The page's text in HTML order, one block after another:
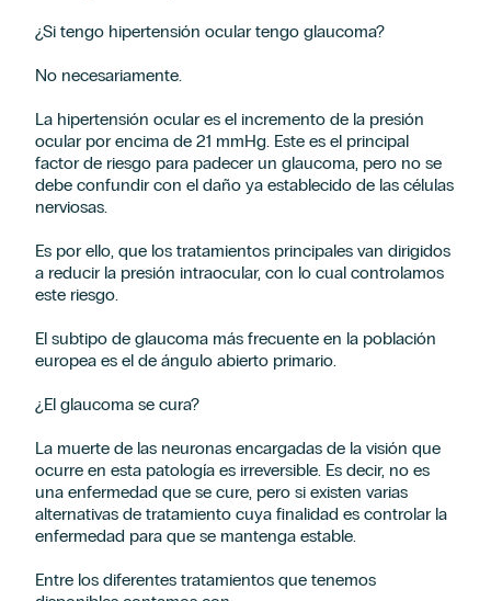
¿Si tengo hipertensión ocular tengo glaucoma?
No necesariamente.
La hipertensión ocular es el incremento de la presión
ocular por encima de 21 mmHg. Este es el principal
factor de riesgo para padecer un glaucoma, pero no se
debe confundir con el daño ya establecido de las células
nerviosas.
Es por ello, que los tratamientos principales van dirigidos
a reducir la presión intraocular, con lo cual controlamos
este riesgo.
El subtipo de glaucoma más frecuente en la población
europea es el de ángulo abierto primario.
¿El glaucoma se cura?
La muerte de las neuronas encargadas de la visión que
ocurre en esta patología es irreversible. Es decir, no es
una enfermedad que se cure, pero si existen varias
alternativas de tratamiento cuya finalidad es controlar la
enfermedad para que se mantenga estable.
Entre los diferentes tratamientos que tenemos